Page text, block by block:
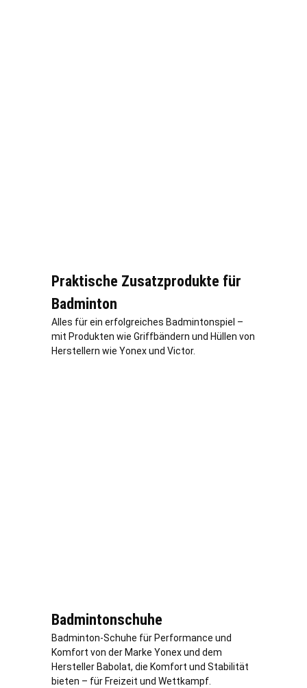
Praktische Zusatzprodukte für
Badminton
Alles für ein erfolgreiches Badmintonspiel –
mit Produkten wie Griffbändern und Hüllen von
Herstellern wie Yonex und Victor.
Badmintonschuhe
Badminton-Schuhe für Performance und
Komfort von der Marke Yonex und dem
Hersteller Babolat, die Komfort und Stabilität
bieten – für Freizeit und Wettkampf.